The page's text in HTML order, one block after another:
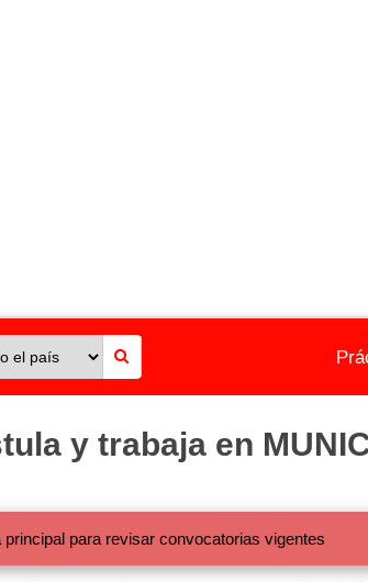
y trabaja en
para revisar convocatorias vigentes